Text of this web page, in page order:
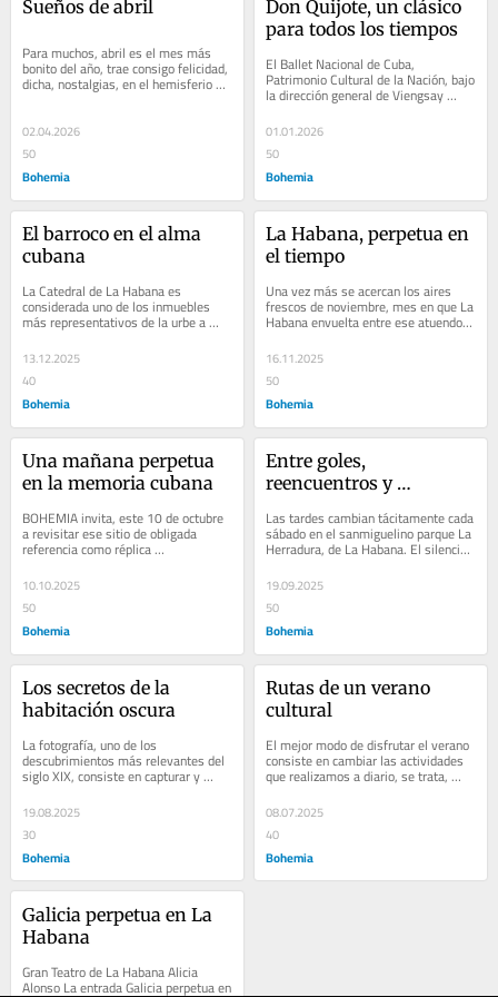
Sueños de abril
Para muchos, abril es el mes más
bonito del año, trae consigo felicidad,
dicha, nostalgias, en el hemisferio
norte significa 30 días de...
02.04.2026
50
Bohemia
Don Quijote, un clásico
para todos los tiempos
El Ballet Nacional de Cuba,
Patrimonio Cultural de la Nación, bajo
la dirección general de Viengsay
Valdés, ofreció una serie de
presentaciones...
01.01.2026
50
Bohemia
El barroco en el alma
cubana
La Catedral de La Habana es
considerada uno de los inmuebles
más representativos de la urbe a
partir de su nombramiento en 1789.
Desde entonces, el...
13.12.2025
40
Bohemia
La Habana, perpetua en
el tiempo
Una vez más se acercan los aires
frescos de noviembre, mes en que La
Habana envuelta entre ese atuendo
16.11.2025
50
Bohemia
Una mañana perpetua
en la memoria cubana
BOHEMIA invita, este 10 de octubre
a revisitar ese sitio de obligada
referencia como réplica
inquebrantable de una mañana
perpetua La entrada Una...
10.10.2025
50
Bohemia
Entre goles,
reencuentros y
Las tardes cambian tácitamente cada
sábado en el sanmiguelino parque La
Herradura, de La Habana. El silencio
sobrecogedor del entorno se vuelve...
19.09.2025
50
Bohemia
Los secretos de la
habitación oscura
La fotografía, uno de los
descubrimientos más relevantes del
siglo XIX, consiste en capturar y
reproducir imágenes visibles y
permanentes a través...
19.08.2025
30
Bohemia
Rutas de un verano
cultural
El mejor modo de disfrutar el verano
consiste en cambiar las actividades
que realizamos a diario, se trata,
sobre todo, de romper las rutinas...
08.07.2025
40
Bohemia
Galicia perpetua en La
Habana
Gran Teatro de La Habana Alicia
Alonso La entrada Galicia perpetua en